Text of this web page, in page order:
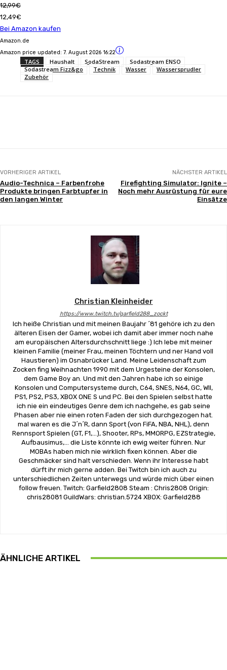
12,99€
12,49€
Bei Amazon kaufen
Amazon.de
Amazon price updated: 7. August 2026 16:22
TAGS Haushalt SodaStream
Sodastream ENSO
Sodastream Fizz&go
Technik Wasser
Wassersprudler
Zubehör
VORHERIGER ARTIKEL
Audio-Technica – Farbenfrohe
Produkte bringen Farbtupfer in
den langen Winter
NÄCHSTER ARTIKEL
Firefighting Simulator: Ignite –
Noch mehr Ausrüstung für eure
Einsätze
Christian Kleinheider
https://www.twitch.tv/garfield288_zockt
Ich heiße Christian und mit meinen Baujahr ´81 gehöre ich zu den
älteren Eisen der Gamer, wobei ich damit aber immer noch nahe
am europäischen Altersdurchschnitt liege :) Ich lebe mit meiner
kleinen Familie (meiner Frau, meinen Töchtern und ner Hand voll
Haustieren) im Osnabrücker Land. Meine Leidenschaft zum
Zocken fing Weihnachten 1990 mit dem Urgesteine der Konsolen,
dem Game Boy an. Und mit den Jahren habe ich so einige
Konsolen und Computersysteme durch, C64, SNES, N64, GC, WII,
PS1, PS2, PS3, XBOX ONE S und PC. Bei den Spielen selbst hatte
ich nie ein eindeutiges Genre dem ich nachgehe, es gab seine
Phasen aber nie einen roten Faden der sich durchgezogen hat.
mal waren es die J´n´R, dann Sport (von FiFA, NBA, NHL), denn
Rennsport Spielen (GT, F1,...), Shooter, RPs, MMORPG, EZStrategie,
Aufbausimus,... die Liste könnte ich ewig weiter führen. Nur
MOBAs haben mich nie wirklich fixen können. Aber die
Geschmäcker sind halt verschieden. Wenn ihr Interesse habt
dürft ihr mich gerne adden. Bei Twitch bin ich auch zu
unterschiedlichen Zeiten unterwegs und würde mich über einen
follow freuen. Twitch: Garfield2808 Steam : Chris2808 Origin:
chris28081 GuildWars: christian.5724 XBOX: Garfield288
ÄHNLICHE ARTIKEL